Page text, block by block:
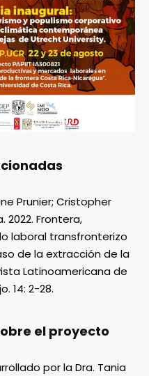
Prunier; Cristopher
2022. Frontera,
laboral transfronterizo
de la extracción de la
Latinoamericana de
14: 2-28.
el proyecto
por la Dra. Tania